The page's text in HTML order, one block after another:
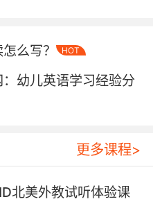
几个朋友之间的友
火车都非常乐观和开
，那么孩子学习接受
语选择这样的动画片
《MickeyMouse
）
么写？ HOT
幼儿英语学习经验分
更多课程>
北美外教试听体验课